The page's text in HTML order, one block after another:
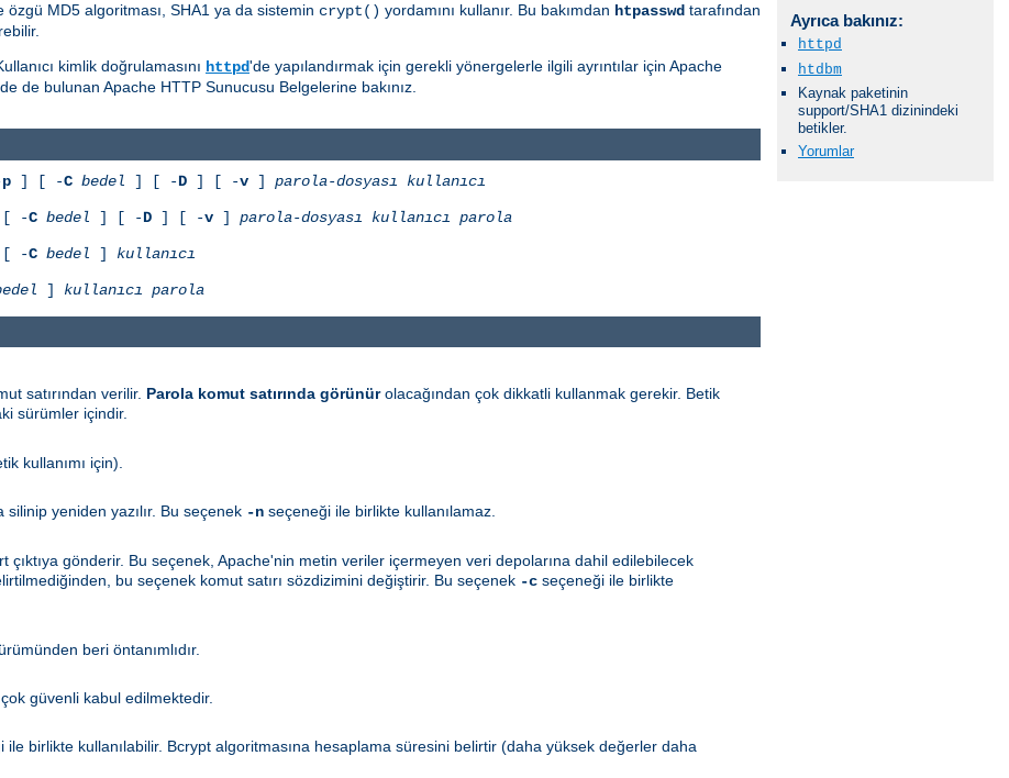
MD5 algoritması, SHA1 ya da sistemin crypt() yordamını kullanır. Bu bakımdan htpasswd tarafından
kimlik doğrulamasını httpd'de yapılandırmak için gerekli yönergelerle ilgili ayrıntılar için Apache
de bulunan Apache HTTP Sunucusu Belgelerine bakınız.
Ayrıca bakınız:
httpd
htdbm
Kaynak paketinin
support/SHA1 dizinindeki
betikler.
Yorumlar
p ] [ -C bedel ] [ -D ] [ -v ] parola-dosyası kullanıcı
-C bedel ] [ -D ] [ -v ] parola-dosyası kullanıcı parola
-C bedel ] kullanıcı
] kullanıcı parola
satırından verilir. Parola komut satırında görünürolacağından çok dikkatli kullanmak gerekir. Betik
sürümler içindir.
kullanımı için).
yeniden yazılır. Bu seçenek -n seçeneği ile birlikte kullanılamaz.
çıktıya gönderir. Bu seçenek, Apache'nin metin veriler içermeyen veri depolarına dahil edilebilecek
bu seçenek komut satırı sözdizimini değiştirir. Bu seçenek -c seçeneği ile birlikte
beri öntanımlıdır.
güvenli kabul edilmektedir.
birlikte kullanılabilir. Bcrypt algoritmasına hesaplama süresini belirtir (daha yüksek değerler daha